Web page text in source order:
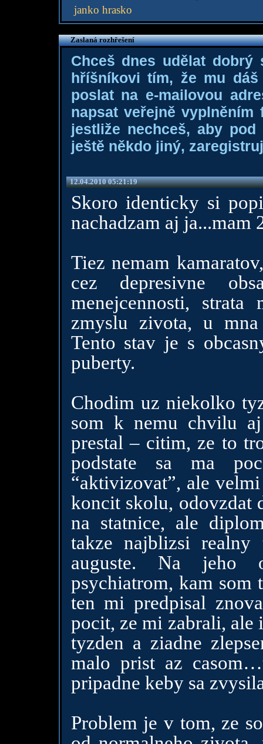
janko hrasko
Zaslaná rozhřešení
Chceš dnes udělat dobrý
hříšníkovi tím, že mu
poslat na e-mailovou
napsat veřejně
jestliže nechceš, aby
ještě někdo jiný,
12.04.2010 05:21:19
Skoro identicky si
nachadzam aj ja...mam
Tiez nemam
cez depresivne
menejcennosti,
zmyslu zivota, u mna
Tento stav je s
puberty.
Chodim uz niekolko
som k nemu chvilu
prestal – citim, ze to
podstate sa ma
“aktivizovat”, ale
koncit skolu, odovzdat
na statnice, ale
takze najblizsi
auguste. Na jeho
psychiatrom, kam
ten mi predpisal
pocit, ze mi zabrali,
tyzden a ziadne
malo prist az
pripadne keby sa
Problem je v tom, ze